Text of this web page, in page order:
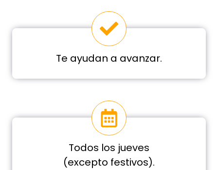
Te ayudan a avanzar.
Todos los jueves
(excepto festivos).